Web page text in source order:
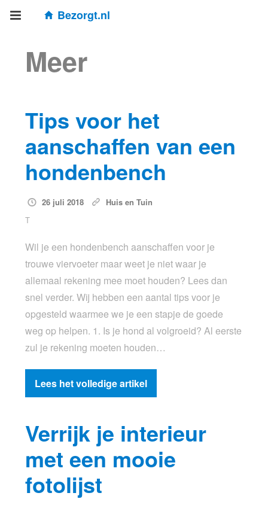
Bezorgt.nl
Meer
Tips voor het
aanschaffen van een
hondenbench
26 juli 2018
Huis en Tuin
T
Wil je een hondenbench aanschaffen voor je
trouwe viervoeter maar weet je niet waar je
allemaal rekening mee moet houden? Lees dan
snel verder. Wij hebben een aantal tips voor je
opgesteld waarmee we je een stapje de goede
weg op helpen. 1. Is je hond al volgroeid? Al eerste
zul je rekening moeten houden…
Lees het volledige artikel
Verrijk je interieur
met een mooie
fotolijst